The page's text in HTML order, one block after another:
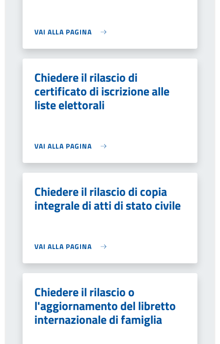
VAI ALLA PAGINA
Chiedere il rilascio di
certificato di iscrizione alle
liste elettorali
VAI ALLA PAGINA
Chiedere il rilascio di copia
integrale di atti di stato civile
VAI ALLA PAGINA
Chiedere il rilascio o
l'aggiornamento del libretto
internazionale di famiglia